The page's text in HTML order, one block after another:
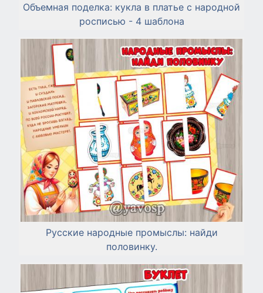
Объемная поделка: кукла в платье с народной
росписью - 4 шаблона
Русские народные промыслы: найди
половинку.